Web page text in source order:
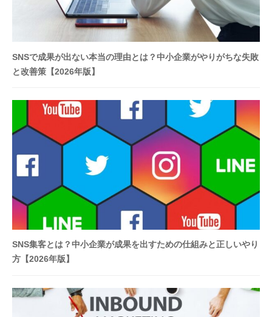
客
み
く
お
か
せ
く
さ
SNSで成果が出ない本当の理由とは？中小企業がやりがちな失敗
と改善策【2026年版】
SNS集客とは？中小企業が成果を出すための仕組みと正しいやり
方【2026年版】